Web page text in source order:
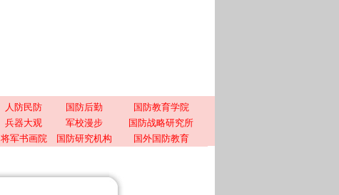
人防民防 国防后勤
国防教育学院
兵器大观 军校漫步
国防战略研究所
将军书画院 国防研究机构 国外国防教育